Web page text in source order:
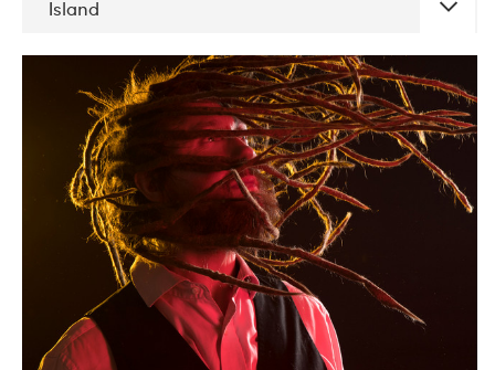
Island
DATE CONCERTS
06-2019 Atlas & VoxHall
12-2019